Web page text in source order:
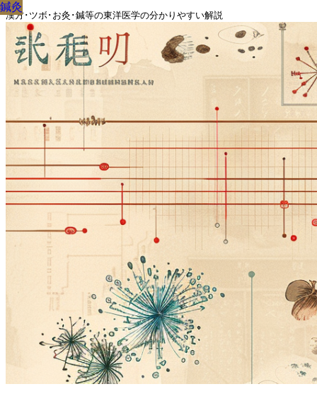
漢方･ツボ･お灸･鍼等の東洋医学の分かりやすい解説
鍼灸
鍼灸
鍼灸
鍼灸
鍼灸
鍼灸
鍼灸
鍼灸
鍼灸